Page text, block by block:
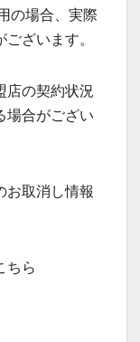
の場合、実際
ざいます。
店の契約状況
場合がござい
お取消し情報
ちら